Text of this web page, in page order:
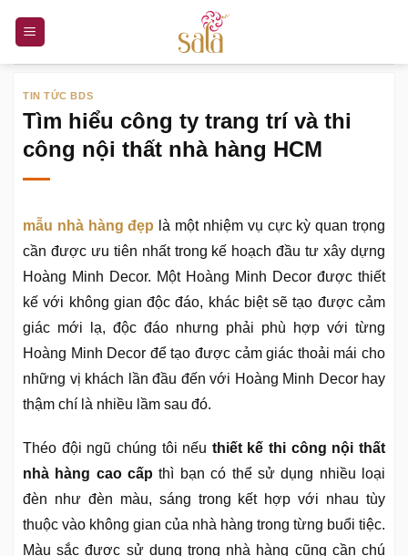
nội
TIN TỨC BDS
Tìm hiểu công ty trang trí và thi
công nội thất nhà hàng HCM
mẫu nhà hàng đẹp là một nhiệm vụ cực kỳ quan trọng
cần được ưu tiên nhất trong kế hoạch đầu tư xây dựng
Hoàng Minh Decor. Một Hoàng Minh Decor được thiết
kế với không gian độc đáo, khác biệt sẽ tạo được cảm
giác mới lạ, độc đáo nhưng phải phù hợp với từng
Hoàng Minh Decor để tạo được cảm giác thoải mái cho
những vị khách lần đầu đến với Hoàng Minh Decor hay
thậm chí là nhiều lầm sau đó.
Théo đội ngũ chúng tôi nếu thiết kế thi công nội thất
nhà hàng cao cấp thì bạn có thể sử dụng nhiều loại
đèn như đèn màu, sáng trong kết hợp với nhau tùy
thuộc vào không gian của nhà hàng trong từng buổi tiệc.
Màu sắc được sử dụng trong nhà hàng cũng cần chú